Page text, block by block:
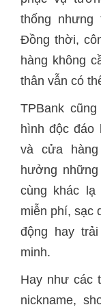
thống
Đồng thời,
hàng không
thân vẫn có
TPBank
hình độc đáo
và cửa
hưởng
cùng khác
miễn phí, sạc
động hay
minh.
Hay như các
nickname,